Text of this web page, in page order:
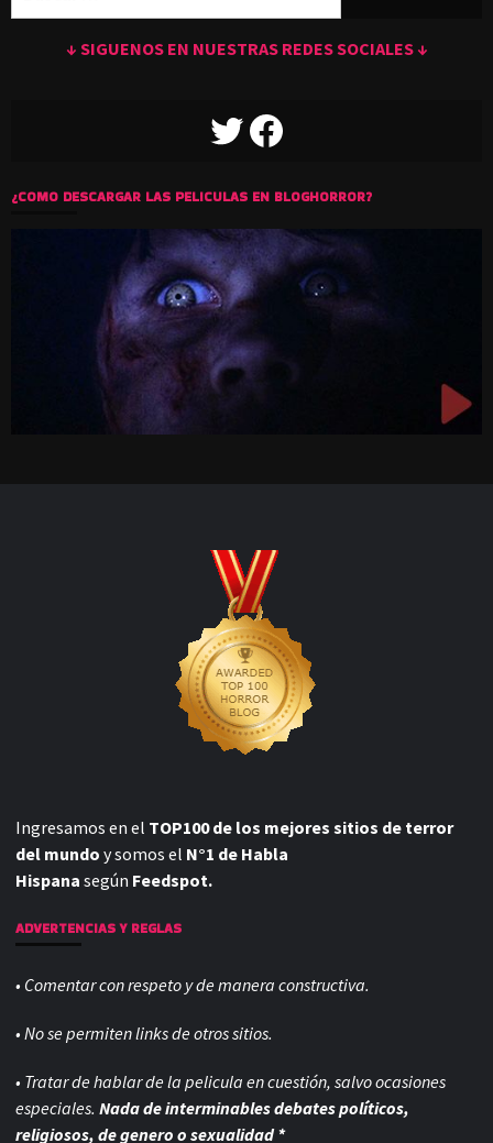
↓ SIGUENOS EN NUESTRAS REDES SOCIALES ↓
TWITTERFACEBOOK
¿COMO DESCARGAR LAS PELICULAS EN BLOGHORROR?
Ingresamos en el TOP100 de los mejores sitios de terror
del mundo y somos el N°1 de Habla
Hispana según Feedspot.
ADVERTENCIAS Y REGLAS
• Comentar con respeto y de manera constructiva.
• No se permiten links de otros sitios.
• Tratar de hablar de la pelicula en cuestión, salvo ocasiones
especiales. Nada de interminables debates políticos,
religiosos, de genero o sexualidad *